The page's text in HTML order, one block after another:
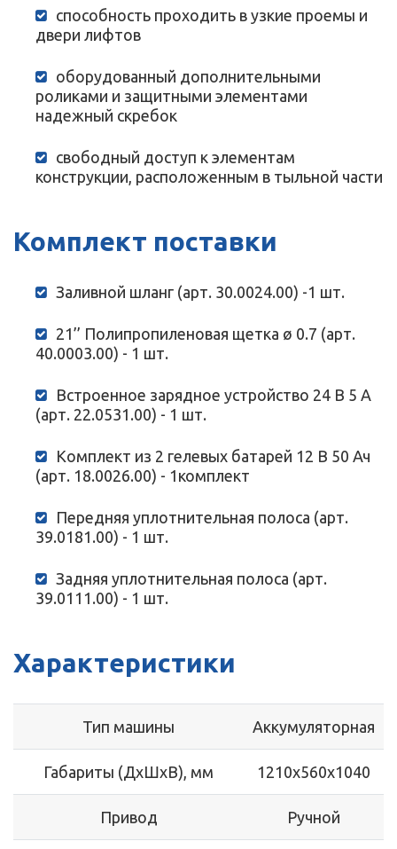
способность проходить в узкие проемы и
двери лифтов
оборудованный дополнительными
роликами и защитными элементами
надежный скребок
свободный доступ к элементам
конструкции, расположенным в тыльной части
Комплект поставки
Заливной шланг (арт. 30.0024.00) -1 шт.
21’’ Полипропиленовая щетка ø 0.7 (арт.
40.0003.00) - 1 шт.
Встроенное зарядное устройство 24 В 5 A
(арт. 22.0531.00) - 1 шт.
Комплект из 2 гелевых батарей 12 В 50 Ач
(арт. 18.0026.00) - 1комплект
Передняя уплотнительная полоса (арт.
39.0181.00) - 1 шт.
Задняя уплотнительная полоса (арт.
39.0111.00) - 1 шт.
Характеристики
Тип машины Аккумуляторная
Габариты (ДхШхВ), мм 1210х560х1040
Привод Ручной